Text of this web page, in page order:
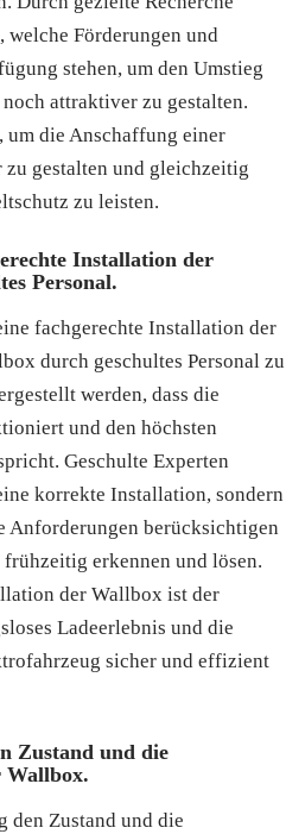
welche Förderungen und
stehen, um den Umstieg
attraktiver zu gestalten.
um die Anschaffung einer
gestalten und gleichzeitig
zu leisten.
Installation der
Personal.
fachgerechte Installation der
durch geschultes Personal zu
werden, dass die
und den höchsten
Geschulte Experten
korrekte Installation, sondern
Anforderungen berücksichtigen
erkennen und lösen.
der Wallbox ist der
Ladeerlebnis und die
sicher und effizient
Zustand und die
Wallbox.
den Zustand und die